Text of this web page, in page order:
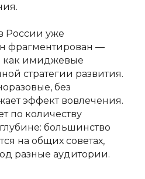
России уже
фрагментирован —
как имиджевые
стратегии развития.
без
эффект вовлечения.
по количеству
большинство
на общих советах,
разные аудитории.